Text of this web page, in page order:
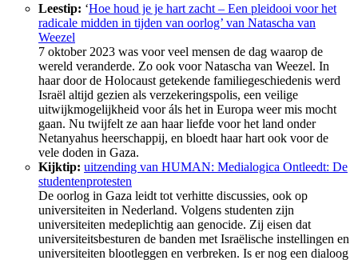
Leestip: ‘Hoe houd je je hart zacht – Een pleidooi voor het
radicale midden in tijden van oorlog’ van Natascha van
Weezel
7 oktober 2023 was voor veel mensen de dag waarop de
wereld veranderde. Zo ook voor Natascha van Weezel. In
haar door de Holocaust getekende familiegeschiedenis werd
Israël altijd gezien als verzekeringspolis, een veilige
uitwijkmogelijkheid voor áls het in Europa weer mis mocht
gaan. Nu twijfelt ze aan haar liefde voor het land onder
Netanyahus heerschappij, en bloedt haar hart ook voor de
vele doden in Gaza.
Kijktip: uitzending van HUMAN: Medialogica Ontleedt: De
studentenprotesten
De oorlog in Gaza leidt tot verhitte discussies, ook op
universiteiten in Nederland. Volgens studenten zijn
universiteiten medeplichtig aan genocide. Zij eisen dat
universiteitsbesturen de banden met Israëlische instellingen en
universiteiten blootleggen en verbreken. Is er nog een dialoog